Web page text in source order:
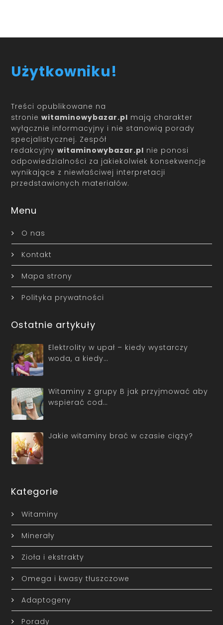
Użytkowniku!
Treści opublikowane na
stroniewitaminowybazar.pl mają charakter
wyłącznie informacyjny i nie stanowią porady
specjalistycznej. Zespół
redakcyjnywitaminowybazar.pl nie ponosi
odpowiedzialności za jakiekolwiek konsekwencje
wynikające z niewłaściwej interpretacji
przedstawionych materiałów.
Menu
O nas
Kontakt
Mapa strony
Polityka prywatności
Ostatnie artykuły
Elektrolity w upał – kiedy wystarczy
woda, a kiedy…
Witaminy z grupy B jak przyjmować aby
wspierać cod…
Jakie witaminy brać w czasie ciąży?
Kategorie
Witaminy
Minerały
Zioła i ekstrakty
Omega i kwasy tłuszczowe
Adaptogeny
Porady